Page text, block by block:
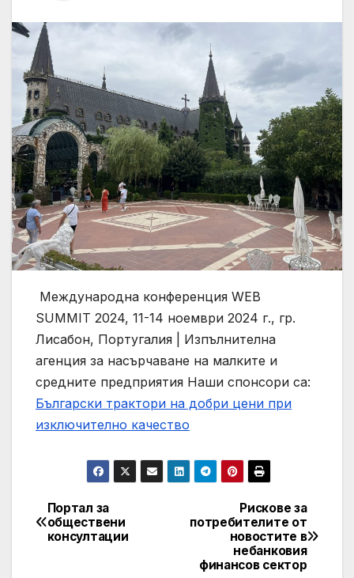
Международна конференция WEB
SUMMIT 2024, 11-14 ноември 2024 г., гр.
Лисабон, Португалия | Изпълнителна
агенция за насърчаване на малките и
средните предприятия Наши спонсори са:
Български трактори на добри цени при
изключително качество
Post
navigation
Рискове за
потребителите от
новостите в
небанковия
финансов сектор
Портал за
обществени
консултации